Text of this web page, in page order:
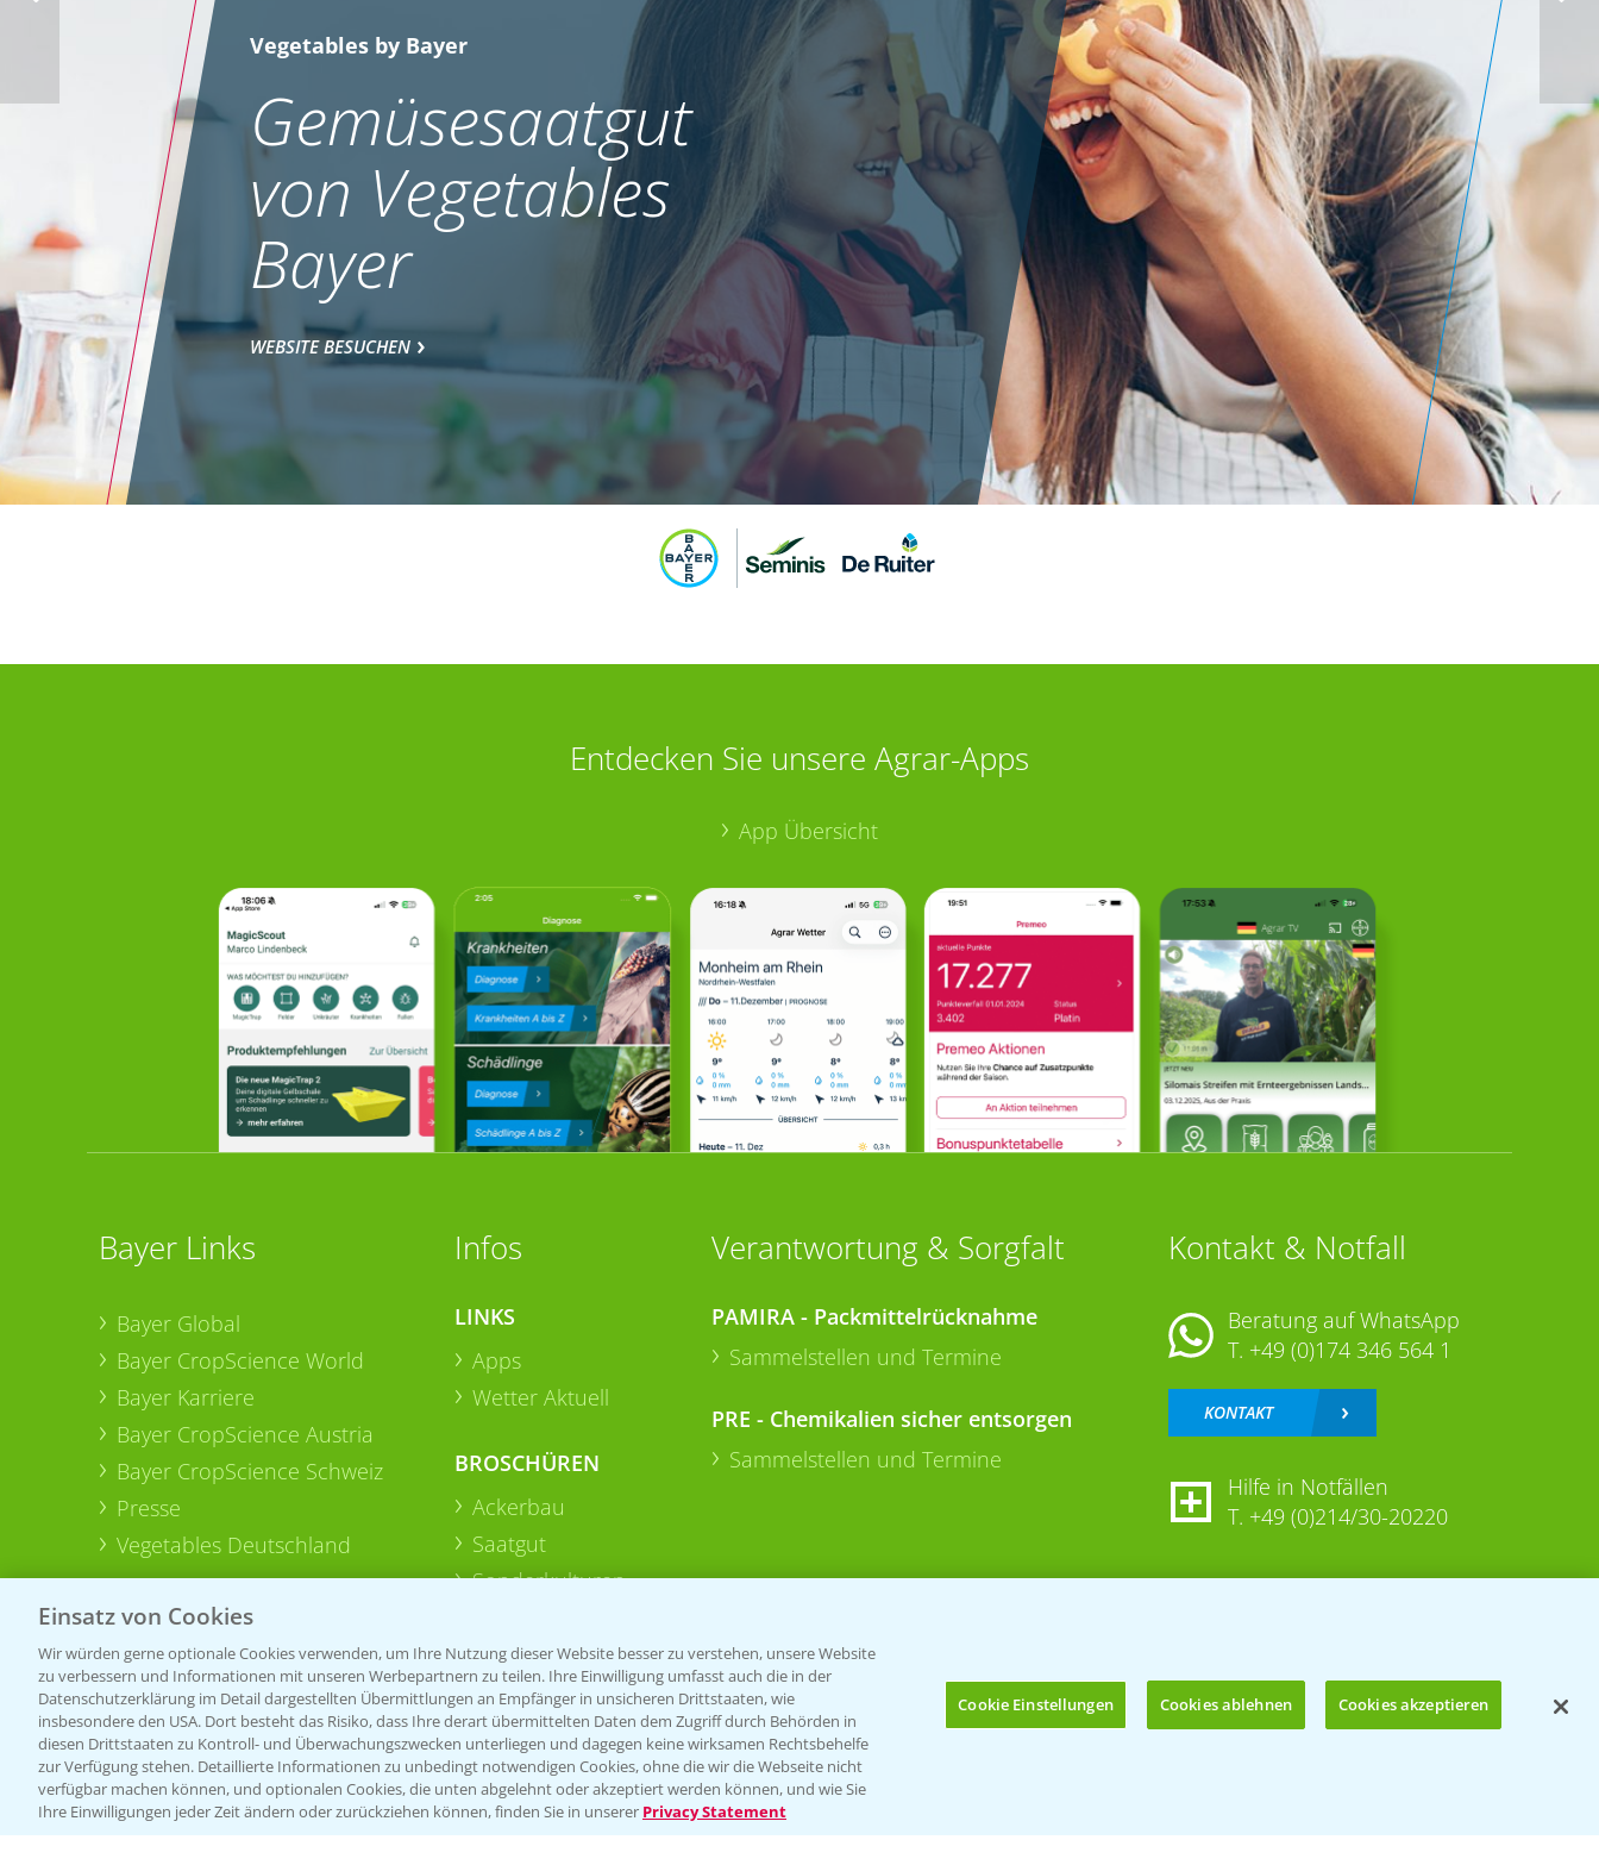
Bis zu 4 Produkte vergleichen:
Vegetables by Bayer
Gemüsesaatgut
von Vegetables
Bayer
WEBSITE BESUCHEN
Entdecken Sie unsere Agrar-Apps
App Übersicht
Bayer Links
Bayer Global
Bayer CropScience World
Bayer Karriere
Bayer CropScience Austria
Bayer CropScience Schweiz
Presse
Vegetables Deutschland
Infos
LINKS
Apps
Wetter Aktuell
BROSCHÜREN
Ackerbau
Saatgut
Sonderkulturen
Verantwortung & Sorgfalt
PAMIRA - Packmittelrücknahme
Sammelstellen und Termine
PRE - Chemikalien sicher entsorgen
Sammelstellen und Termine
Kontakt & Notfall
Beratung auf WhatsApp
T. +49 (0)174 346 564 1
KONTAKT
Hilfe in Notfällen
T. +49 (0)214/30-20220
Folgen Sie uns
Einsatz von Cookies
Wir würden gerne optionale Cookies verwenden, um Ihre Nutzung dieser Website besser zu verstehen, unsere Website
zu verbessern und Informationen mit unseren Werbepartnern zu teilen. Ihre Einwilligung umfasst auch die in der
Datenschutzerklärung im Detail dargestellten Übermittlungen an Empfänger in unsicheren Drittstaaten, wie
insbesondere den USA. Dort besteht das Risiko, dass Ihre derart übermittelten Daten dem Zugriff durch Behörden in
diesen Drittstaaten zu Kontroll- und Überwachungszwecken unterliegen und dagegen keine wirksamen Rechtsbehelfe
zur Verfügung stehen. Detaillierte Informationen zu unbedingt notwendigen Cookies, ohne die wir die Webseite nicht
verfügbar machen können, und optionalen Cookies, die unten abgelehnt oder akzeptiert werden können, und wie Sie
Ihre Einwilligungen jeder Zeit ändern oder zurückziehen können, finden Sie in unserer Privacy Statement
Cookie Einstellungen Cookies ablehnen Cookies akzeptieren